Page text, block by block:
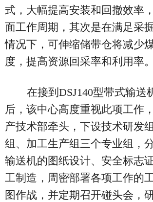
式，大幅提高安装和回撤效率
面工作周期，其次是在满足采
情况下，可伸缩储带仓将减少
度，提高资源回采率和利用率。
在接到DSJ140型带式输送
后，该中心高度重视此项工作
产技术部牵头，下设技术研发
组、加工生产组三个专业组，
输送机的图纸设计、安全标志
工制造，周密部署各项工作的
图作战，并定期召开碰头会，